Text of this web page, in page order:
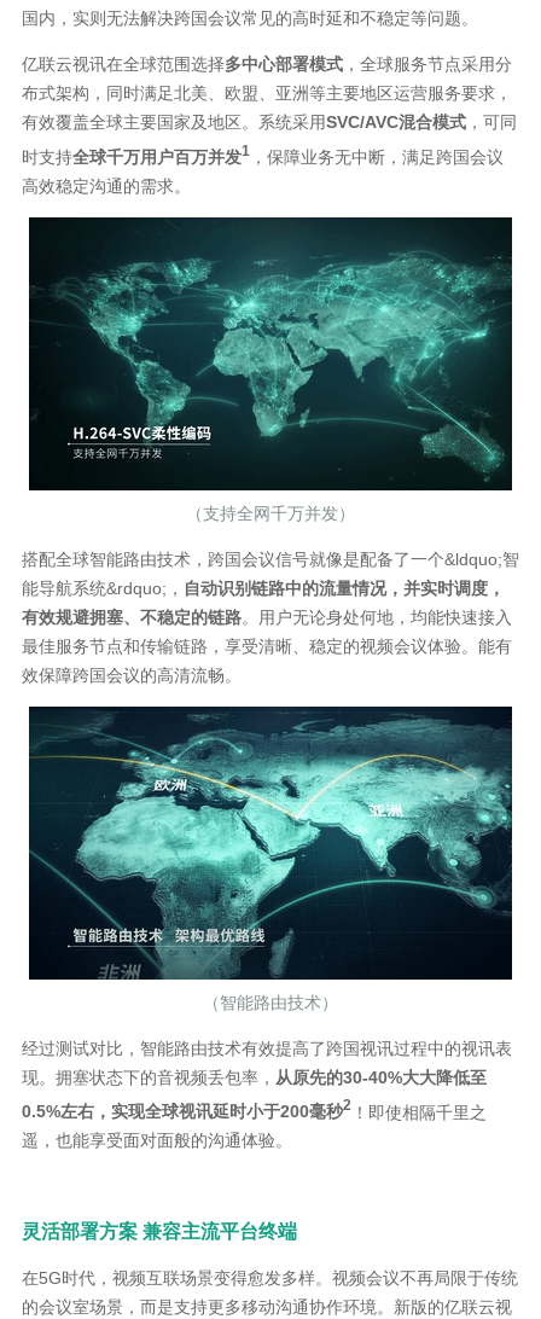
国内，实则无法解决跨国会议常见的高时延和不稳定等问题。
亿联云视讯在全球范围选择多中心部署模式 ，全球服务节点采用分
布式架构，同时满足北美、欧盟、亚洲等主要地区运营服务要求，
有效覆盖全球主要国家及地区。系统采用SVC/AVC混合模式 ，可同
时支持全球千万用户百万并发1 ，保障业务无中断，满足跨国会议
高效稳定沟通的需求。
（支持全网千万并发）
搭配全球智能路由技术，跨国会议信号就像是配备了一个&ldquo;智
能导航系统&rdquo;， 自动识别链路中的流量情况，并实时调度，
有效规避拥塞、不稳定的链路。用户无论身处何地，均能快速接入
最佳服务节点和传输链路，享受清晰、稳定的视频会议体验。能有
效保障跨国会议的高清流畅。
（智能路由技术）
经过测试对比，智能路由技术有效提高了跨国视讯过程中的视讯表
现。拥塞状态下的音视频丢包率， 从原先的30-40%大大降低至
0.5%左右，实现全球视讯延时小于200毫秒2 ！即使相隔千里之
遥，也能享受面对面般的沟通体验。
灵活部署方案 兼容主流平台终端
在5G时代，视频互联场景变得愈发多样。视频会议不再局限于传统
的会议室场景，而是支持更多移动沟通协作环境。新版的亿联云视